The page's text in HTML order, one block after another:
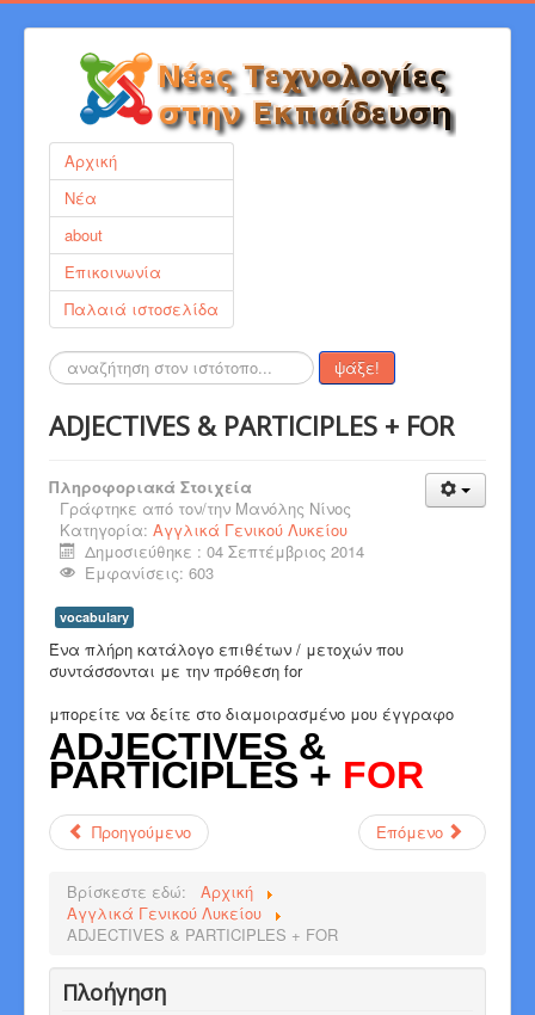
Αρχική
Νέα
about
Επικοινωνία
Παλαιά ιστοσελίδα
Αναζήτηση... ψάξε!
ADJECTIVES & PARTICIPLES + FOR
Πληροφοριακά Στοιχεία
Γράφτηκε από τον/την Μανόλης Νίνος
Κατηγορία: Αγγλικά Γενικού Λυκείου
Δημοσιεύθηκε : 04 Σεπτέμβριος 2014
Εμφανίσεις: 603
vocabulary
Ένα πλήρη κατάλογο επιθέτων / μετοχών που
συντάσσονται με την πρόθεση for
μπορείτε να δείτε στο διαμοιρασμένο μου έγγραφο
ADJECTIVES &
PARTICIPLES + FOR
Προηγούμενο Επόμενο
Βρίσκεστε εδώ:
Αρχική
Αγγλικά Γενικού Λυκείου
ADJECTIVES & PARTICIPLES + FOR
Πλοήγηση